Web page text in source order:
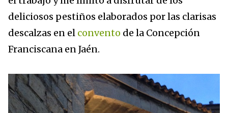
deliciosos pestiños elaborados por las clarisas
descalzas en el convento de la Concepción
Franciscana en Jaén.